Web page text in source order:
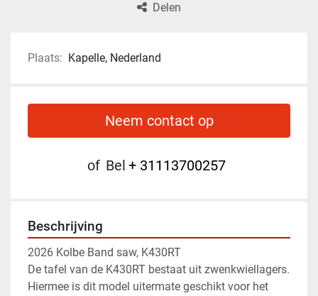
Delen
Plaats: Kapelle, Nederland
Neem contact op
of Bel + 31113700257
Beschrijving
2026 Kolbe Band saw, K430RT
De tafel van de K430RT bestaat uit zwenkwiellagers.
Hiermee is dit model uitermate geschikt voor het